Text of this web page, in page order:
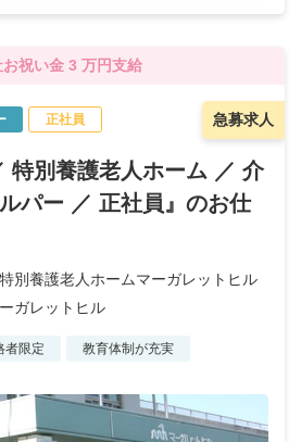
お祝い金 3 万円支給
急募求人
正社員
特別養護老人ホーム ／ 介
パー ／ 正社員』のお仕
別養護老人ホームマーガレットヒル
ガレットヒル
者限定 教育体制が充実